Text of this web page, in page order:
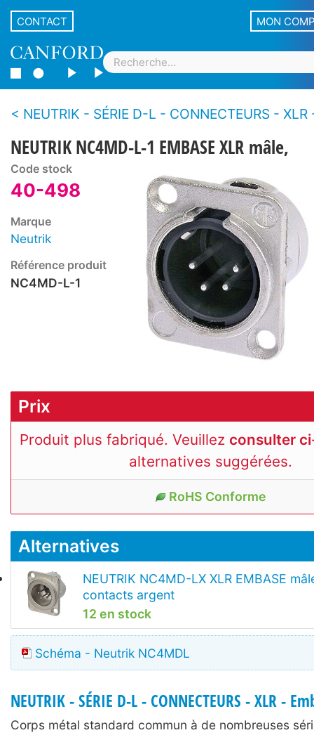
CONTACT MON
NEUTRIK - SÉRIE D-L - CONNECTEURS - XLR -
NEUTRIK NC4MD-L-1 EMBASE XLR mâle,
Code stock
40-498
Marque
Neutrik
Référence produit
NC4MD-L-1
Prix
Produit plus fabriqué. Veuillez consulter
alternatives suggérées.
RoHS Conforme
Alternatives
NEUTRIK NC4MD-LX XLR EMBASE
contacts argent
12 en stock
Schéma - Neutrik NC4MDL
NEUTRIK - SÉRIE D-L - CONNECTEURS - XLR -
Corps métal standard commun à de nombreuses